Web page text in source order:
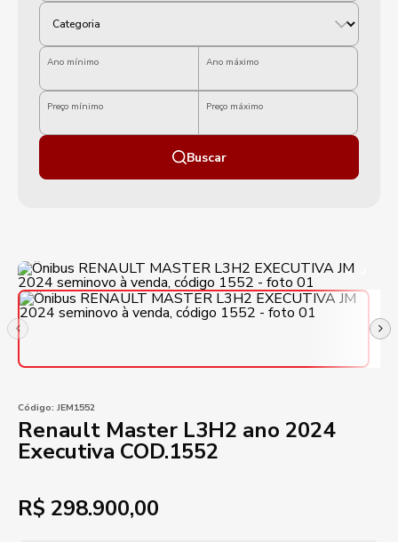
Ano mínimo Ano máximo
Preço mínimo Preço máximo
Buscar
Código: JEM1552
Renault Master L3H2 ano 2024
Executiva COD.1552
R$ 298.900,00